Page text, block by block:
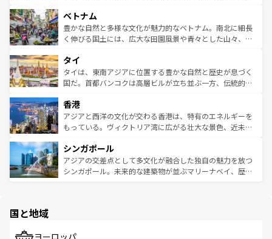
参照してほしい。
容にもいいと評判のスイーツなど、バラエティ豊かな料理
が味わえる。 なお、新着の台湾情報は コンテンツ一覧を参
照してほしい。
き、地方に足を延ばせば四季折々の自然美を楽しむことが
できる。そして、キムチや焼肉、絶品のストリートフード
まで、さまざまな韓国料理が待っている。夜には、韓国な
リティに包まれながら、韓国の多彩な魅力を心ゆくまで味
わってみてほしい。 なお、新着の韓国情報はコンテンツ一
覧を参照してほしい。
ベトナム
豊かな自然と多様な文化が魅力的なベトナム。南北に細長
く伸びる国土には、広大な田園風景や青々とした山々、世
急速な発展と共に伝統が息づく。ハノイの古い町並みやホ
ーチミン市のフランス統治時代の建物も、独特の雰囲気を
醸し出している。また、バラエティの豊かさとおいしさで
とつ。フォーやバインミー、ベトナムコーヒーなどは、ぜ
ひ現地で味わいたい。どの地域を訪れてもあたたかい人々
が旅行者を迎えてくれるので、きっと忘れられない旅にな
参照してほしい。
タイ
タイは、東南アジアに位置する豊かな自然と歴史が息づく
国だ。首都バンコクは高層ビルが立ち並ぶ一方、伝統的な
の活気が交差している。北部ではチェンマイなどの山岳地
帯で自然と触れ合い、南部ではプーケットやクラビの美し
いビーチでリゾート気分を楽しむことができる。タイ料理
激する。気候は一年中温暖で、どの季節にも異なる楽しみ
が待っている。親しみやすいタイの人々、仏教を中心とし
た文化、そして多様な観光資源が、訪れる旅人を魅了し続
香港
アジアと西洋の文化が交わる香港は、特有のエネルギーを
もっている。ヴィクトリア湾に広がる壮大な景色、近未来
み、どこを訪れても感動するはず。観光スポットが密集し
ており、効率よく見どころを回れるのも魅力。息をのむよ
うな絶景から文化的な体験まで、香港を存分に楽しみ尽く
シンガポール
アジアの交差点として多文化が融合した独自の魅力を放つ
シンガポール。未来的な建築物が並ぶマリーナベイ、歴史
で、ホーカーズは地元の風情を楽しめる外せないスポット
国と地域